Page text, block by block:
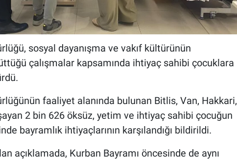
sosyal dayanışma ve vakıf kültürünün
çalışmalar kapsamında ihtiyaç sahibi çocuklara
faaliyet alanında bulunan Bitlis, Van, Hakkari,
2 bin 626 öksüz, yetim ve ihtiyaç sahibi çocuğun
bayramlık ihtiyaçlarının karşılandığı bildirildi.
açıklamada, Kurban Bayramı öncesinde de aynı